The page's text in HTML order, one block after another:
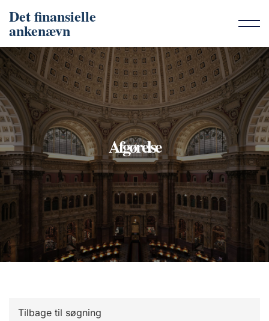
Det finansielle
ankenævn
Afgørelse
Tilbage til søgning